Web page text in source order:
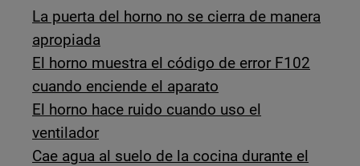
La puerta del horno no se cierra de manera
apropiada
El horno muestra el código de error F102
cuando enciende el aparato
El horno hace ruido cuando uso el
ventilador
Cae agua al suelo de la cocina durante el